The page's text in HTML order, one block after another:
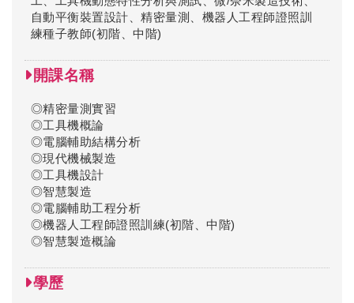
自動平衡裝置設計、精密量測、機器人工程師證照訓
練種子教師(初階、中階)
開課名稱
◎精密量測實習
◎工具機概論
◎電腦輔助結構分析
◎現代機械製造
◎工具機設計
◎智慧製造
◎電腦輔助工程分析
◎機器人工程師證照訓練(初階、中階)
◎智慧製造概論
學歷